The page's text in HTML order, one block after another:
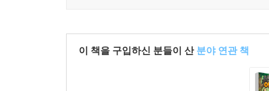
이 책을 구입하신 분들이 산 분야 연관 책